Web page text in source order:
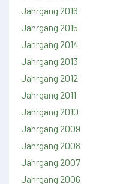
Jahrgang 2016
Jahrgang 2015
Jahrgang 2014
Jahrgang 2013
Jahrgang 2012
Jahrgang 2011
Jahrgang 2010
Jahrgang 2009
Jahrgang 2008
Jahrgang 2007
Jahrgang 2006